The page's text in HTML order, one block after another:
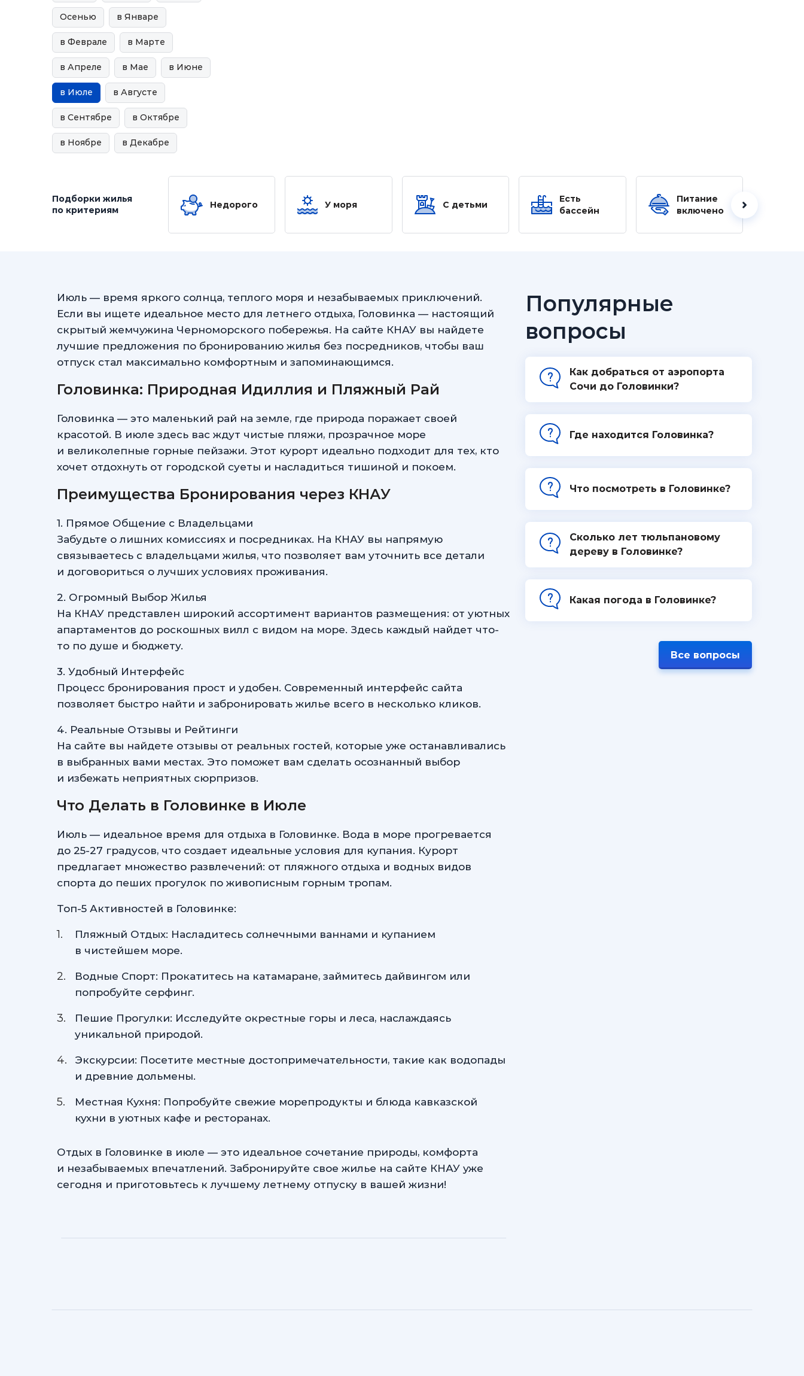
Осенью в Январе
в Феврале в Марте
в Апреле в Мае в Июне
в Июле в Августе
в Сентябре в Октябре
в Ноябре в Декабре
Подборки жилья
по критериям
Недорого У моря С детьми
Есть
бассейн
Питание
включено
Июль — время яркого солнца, теплого моря и незабываемых приключений.
Если вы ищете идеальное место для летнего отдыха, Головинка — настоящий
скрытый жемчужина Черноморского побережья. На сайте КНАУ вы найдете
лучшие предложения по бронированию жилья без посредников, чтобы ваш
отпуск стал максимально комфортным и запоминающимся.
Головинка: Природная Идиллия и Пляжный Рай
Головинка — это маленький рай на земле, где природа поражает своей
красотой. В июле здесь вас ждут чистые пляжи, прозрачное море
и великолепные горные пейзажи. Этот курорт идеально подходит для тех, кто
хочет отдохнуть от городской суеты и насладиться тишиной и покоем.
Преимущества Бронирования через КНАУ
1. Прямое Общение с Владельцами
Забудьте о лишних комиссиях и посредниках. На КНАУ вы напрямую
связываетесь с владельцами жилья, что позволяет вам уточнить все детали
и договориться о лучших условиях проживания.
2. Огромный Выбор Жилья
На КНАУ представлен широкий ассортимент вариантов размещения: от уютных
апартаментов до роскошных вилл с видом на море. Здесь каждый найдет что-
то по душе и бюджету.
3. Удобный Интерфейс
Процесс бронирования прост и удобен. Современный интерфейс сайта
позволяет быстро найти и забронировать жилье всего в несколько кликов.
4. Реальные Отзывы и Рейтинги
На сайте вы найдете отзывы от реальных гостей, которые уже останавливались
в выбранных вами местах. Это поможет вам сделать осознанный выбор
и избежать неприятных сюрпризов.
Что Делать в Головинке в Июле
Июль — идеальное время для отдыха в Головинке. Вода в море прогревается
до 25-27 градусов, что создает идеальные условия для купания. Курорт
предлагает множество развлечений: от пляжного отдыха и водных видов
спорта до пеших прогулок по живописным горным тропам.
Топ-5 Активностей в Головинке:
Пляжный Отдых: Насладитесь солнечными ваннами и купанием
в чистейшем море.
Водные Спорт: Прокатитесь на катамаране, займитесь дайвингом или
попробуйте серфинг.
Пешие Прогулки: Исследуйте окрестные горы и леса, наслаждаясь
уникальной природой.
Экскурсии: Посетите местные достопримечательности, такие как водопады
и древние дольмены.
Местная Кухня: Попробуйте свежие морепродукты и блюда кавказской
кухни в уютных кафе и ресторанах.
Отдых в Головинке в июле — это идеальное сочетание природы, комфорта
и незабываемых впечатлений. Забронируйте свое жилье на сайте КНАУ уже
сегодня и приготовьтесь к лучшему летнему отпуску в вашей жизни!
Популярные
вопросы
Как добраться от аэропорта
Сочи до Головинки?
Где находится Головинка?
Что посмотреть в Головинке?
Cколько лет тюльпановому
дереву в Головинке?
Какая погода в Головинке?
Все вопросы